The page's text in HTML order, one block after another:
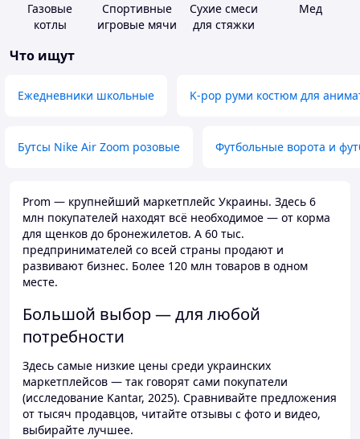
Газовые
котлы
Спортивные
игровые мячи
Сухие смеси
для стяжки
Мед
Что ищут
Ежедневники школьные K-pop руми костюм для
Бутсы Nike Air Zoom розовые Футбольные ворота и
Prom — крупнейший маркетплейс Украины. Здесь 6
млн покупателей находят всё необходимое — от корма
для щенков до бронежилетов. А 60 тыс.
предпринимателей со всей страны продают и
развивают бизнес. Более 120 млн товаров в одном
месте.
Большой выбор — для любой
потребности
Здесь самые низкие цены среди украинских
маркетплейсов — так говорят сами покупатели
(исследование Kantar, 2025). Сравнивайте предложения
от тысяч продавцов, читайте отзывы с фото и видео,
выбирайте лучшее.